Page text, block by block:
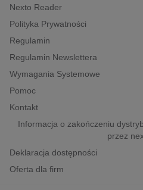
popularno-naukowe
historia
zdrowie
religie
Nexto Reader
Polityka Prywatności
Regulamin
Regulamin Newslettera
Wymagania Systemowe
Pomoc
Kontakt
Informacja o zakończeniu
przez
Deklaracja dostępności
Oferta dla firm